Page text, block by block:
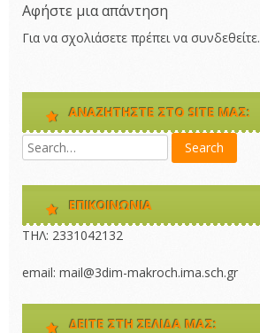
Αφήστε μια απάντηση
Για να σχολιάσετε πρέπει να συνδεθείτε.
ΑΝΑΖΗΤΉΣΤΕ ΣΤΟ SITE ΜΑΣ:
ΕΠΙΚΟΙΝΩΝΊΑ
ΤΗΛ: 2331042132 
email: mail@3dim-makroch.ima.sch.gr
ΔΕΊΤΕ ΣΤΗ ΣΕΛΊΔΑ ΜΑΣ: